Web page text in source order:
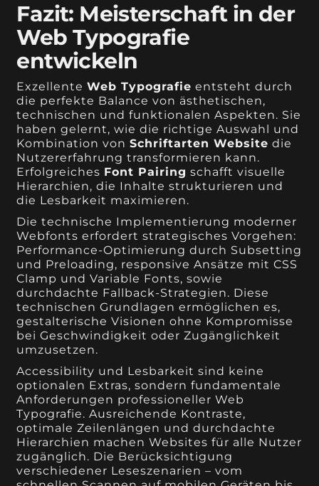
Fazit: Meisterschaft in der
Web Typografie
entwickeln
ExzellenteWeb Typografie entsteht durch
die perfekte Balance von ästhetischen,
technischen und funktionalen Aspekten. Sie
haben gelernt, wie die richtige Auswahl und
Kombination vonSchriftarten Website die
Nutzererfahrung transformieren kann.
Erfolgreiches Font Pairing schafft visuelle
Hierarchien, die Inhalte strukturieren und
die Lesbarkeit maximieren.
Die technische Implementierung moderner
Webfonts erfordert strategisches Vorgehen:
Performance-Optimierung durch Subsetting
und Preloading, responsive Ansätze mit CSS
Clamp und Variable Fonts, sowie
durchdachte Fallback-Strategien. Diese
technischen Grundlagen ermöglichen es,
gestalterische Visionen ohne Kompromisse
bei Geschwindigkeit oder Zugänglichkeit
umzusetzen.
Accessibility und Lesbarkeit sind keine
optionalen Extras, sondern fundamentale
Anforderungen professioneller Web
Typografie. Ausreichende Kontraste,
optimale Zeilenlängen und durchdachte
Hierarchien machen Websites für alle Nutzer
zugänglich. Die Berücksichtigung
verschiedener Leseszenarien – vom